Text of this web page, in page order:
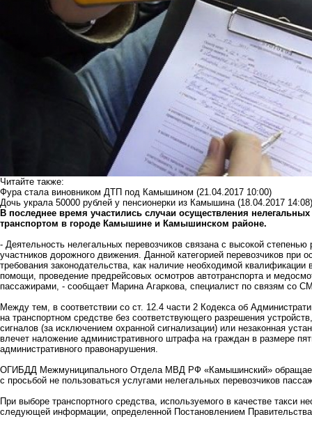
Читайте также:
Фура стала виновником ДТП под Камышином (21.04.2017 10:00)
Дочь украла 50000 рублей у пенсионерки из Камышина (18.04.2017 14:08)
В последнее время участились случаи осуществления
транспортом в городе Камышине и Камышинском районе.
- Деятельность нелегальных перевозчиков связана с высокой
участников дорожного движения. Данной категорией перевозчиков при
требования законодательства, как наличие необходимой
помощи, проведение предрейсовых осмотров автотранспорта и
пассажирами, - сообщает Марина Агаркова, специалист по связям
Между тем, в соответствии со ст. 12.4 части 2 Кодекса об
на транспортном средстве без соответствующего разрешения
сигналов (за исключением охранной сигнализации) или незаконная
влечет наложение административного штрафа на граждан в размере
административного правонарушения.
ОГИБДД Межмуниципального Отдела МВД РФ «Камышинский»
с просьбой не пользоваться услугами нелегальных перевозчиков
При выборе транспортного средства, используемого в качестве такси
следующей информации, определенной Постановлением